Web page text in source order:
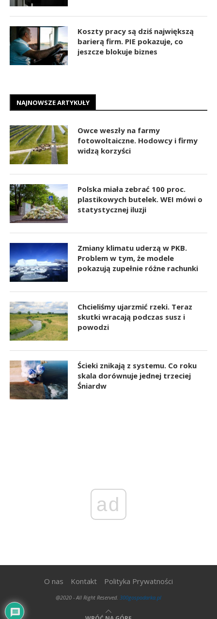
Koszty pracy są dziś największą
barierą firm. PIE pokazuje, co
jeszcze blokuje biznes
NAJNOWSZE ARTYKUŁY
Owce weszły na farmy
fotowoltaiczne. Hodowcy i firmy
widzą korzyści
Polska miała zebrać 100 proc.
plastikowych butelek. WEI mówi o
statystycznej iluzji
Zmiany klimatu uderzą w PKB.
Problem w tym, że modele
pokazują zupełnie różne rachunki
Chcieliśmy ujarzmić rzeki. Teraz
skutki wracają podczas susz i
powodzi
Ścieki znikają z systemu. Co roku
skala dorównuje jednej trzeciej
Śniardw
ad
O nas Kontakt Polityka Prywatności
@2020 - All Right Reserved. 300gospodarka.pl